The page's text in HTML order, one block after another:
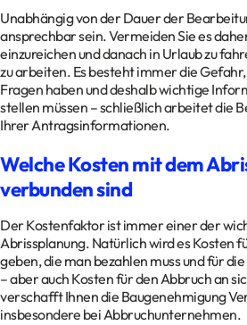
Unabhängig von der Dauer der
ansprechbar sein. Vermeiden Sie es
einzureichen und danach in Urlaub zu
zu arbeiten. Es besteht immer die
Fragen haben und deshalb wichtige
stellen müssen – schließlich arbeitet die
Ihrer Antragsinformationen.
Welche Kosten mit dem
verbunden sind
Der Kostenfaktor ist immer einer der
Abrissplanung. Natürlich wird es Kosten
geben, die man bezahlen muss und für
– aber auch Kosten für den Abbruch an
verschafft Ihnen die Baugenehmigung
insbesondere bei Abbruchunternehmen.